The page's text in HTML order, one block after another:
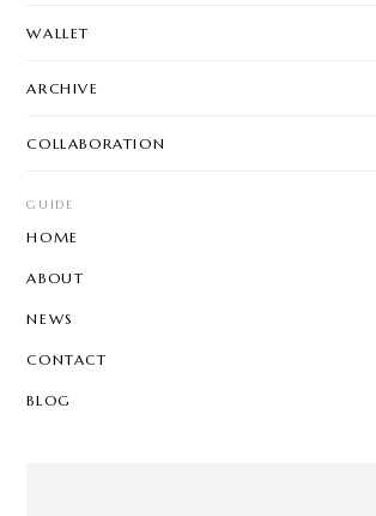
WALLET
ARCHIVE
COLLABORATION
GUIDE
HOME
ABOUT
NEWS
CONTACT
BLOG